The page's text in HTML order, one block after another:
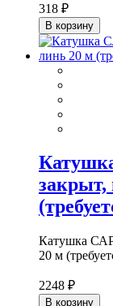
318 ₽
В корзину
закрыт,
Катушка
20 м
2248 ₽
В корзину